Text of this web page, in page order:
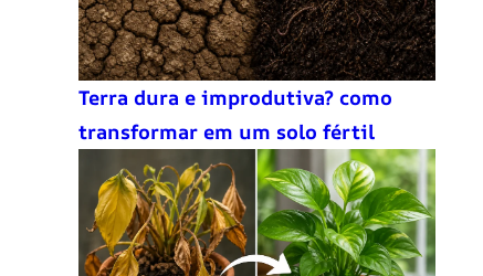
Terra dura e improdutiva? como
transformar em um solo fértil